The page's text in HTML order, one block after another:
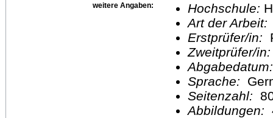
weitere Angaben: Hochschule:
Art der Arbeit:
Erstprüfer/in:
Zweitprüfer/
Sprache:
Seitenzahl:
Abbildungen: